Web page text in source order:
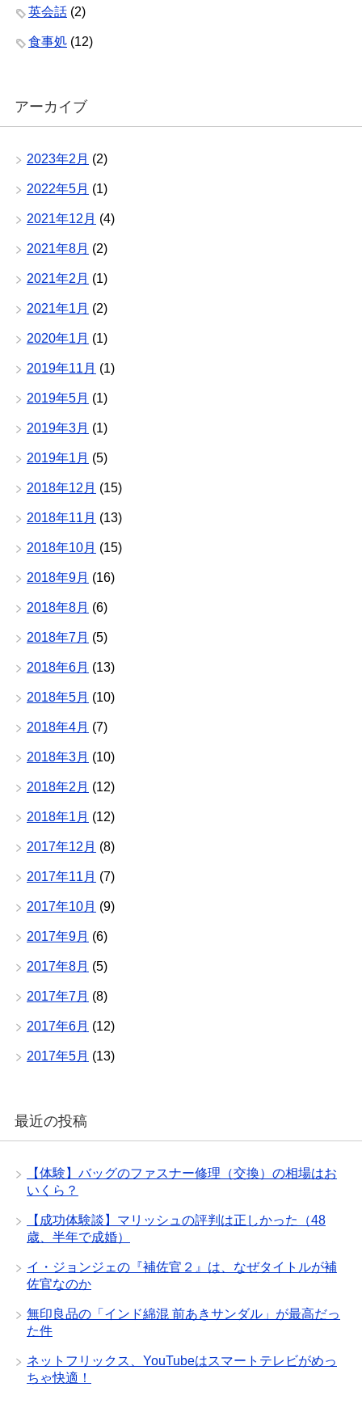
英会話 (2)
食事処 (12)
アーカイブ
2023年2月 (2)
2022年5月 (1)
2021年12月 (4)
2021年8月 (2)
2021年2月 (1)
2021年1月 (2)
2020年1月 (1)
2019年11月 (1)
2019年5月 (1)
2019年3月 (1)
2019年1月 (5)
2018年12月 (15)
2018年11月 (13)
2018年10月 (15)
2018年9月 (16)
2018年8月 (6)
2018年7月 (5)
2018年6月 (13)
2018年5月 (10)
2018年4月 (7)
2018年3月 (10)
2018年2月 (12)
2018年1月 (12)
2017年12月 (8)
2017年11月 (7)
2017年10月 (9)
2017年9月 (6)
2017年8月 (5)
2017年7月 (8)
2017年6月 (12)
2017年5月 (13)
最近の投稿
【体験】バッグのファスナー修理（交換）の相場はお
いくら？
【成功体験談】マリッシュの評判は正しかった（48
歳、半年で成婚）
イ・ジョンジェの『補佐官２』は、なぜタイトルが補
佐官なのか
無印良品の「インド綿混 前あきサンダル」が最高だっ
た件
ネットフリックス、YouTubeはスマートテレビがめっ
ちゃ快適！